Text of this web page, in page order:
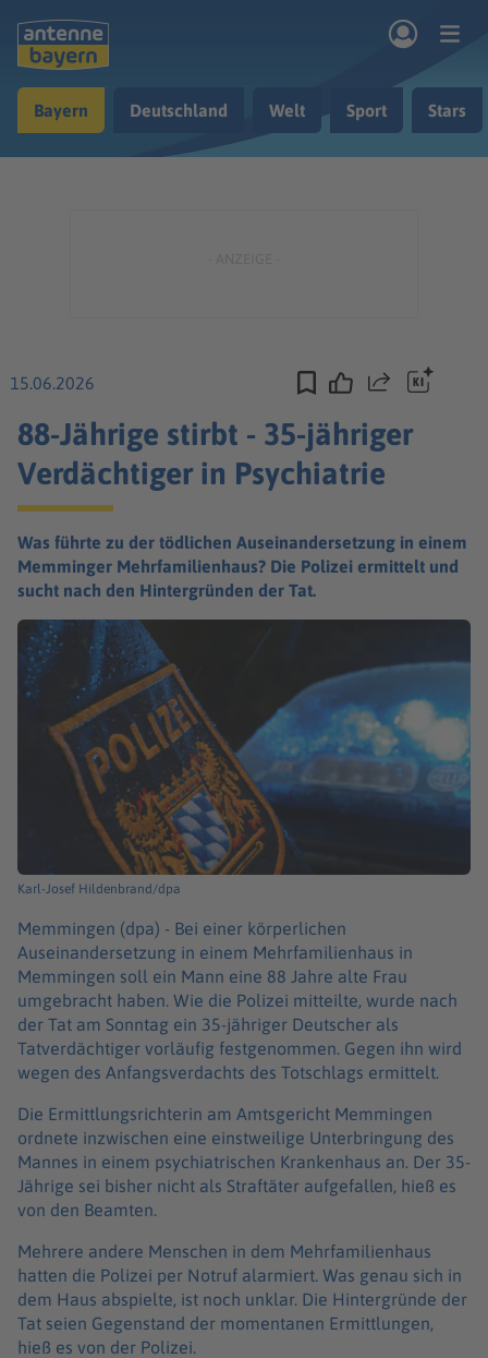
Musik & Radio
Bayern Deutschland Welt Sport Stars
15.06.2026 Teilen
88-Jährige stirbt - 35-jähriger
Verdächtiger in Psychiatrie
Was führte zu der tödlichen Auseinandersetzung in einem
Memminger Mehrfamilienhaus? Die Polizei ermittelt und
sucht nach den Hintergründen der Tat.
Karl-Josef Hildenbrand/dpa
Memmingen (dpa) - Bei einer körperlichen
Auseinandersetzung in einem Mehrfamilienhaus in
Memmingen soll ein Mann eine 88 Jahre alte Frau
umgebracht haben. Wie die Polizei mitteilte, wurde nach
der Tat am Sonntag ein 35-jähriger Deutscher als
Tatverdächtiger vorläufig festgenommen. Gegen ihn wird
wegen des Anfangsverdachts des Totschlags ermittelt.
Die Ermittlungsrichterin am Amtsgericht Memmingen
ordnete inzwischen eine einstweilige Unterbringung des
Mannes in einem psychiatrischen Krankenhaus an. Der 35-
Jährige sei bisher nicht als Straftäter aufgefallen, hieß es
von den Beamten.
Mehrere andere Menschen in dem Mehrfamilienhaus
hatten die Polizei per Notruf alarmiert. Was genau sich in
dem Haus abspielte, ist noch unklar. Die Hintergründe der
Tat seien Gegenstand der momentanen Ermittlungen,
hieß es von der Polizei.